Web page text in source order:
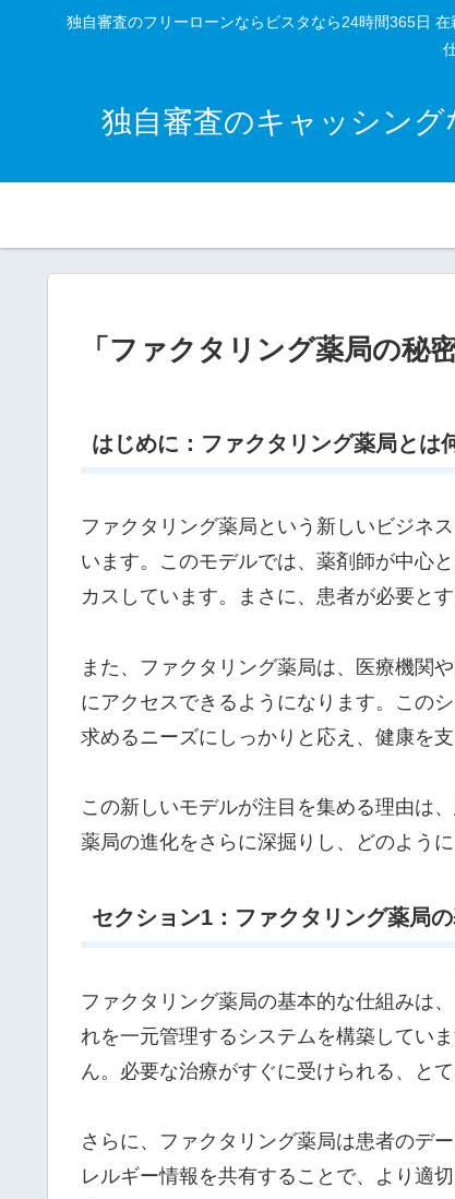
独自審査のフリーローンならビスタなら24時間365日
独自審査のキャッシング
「ファクタリング薬局の秘
はじめに：ファクタリング薬局とは
ファクタリング薬局という新しいビジネ
います。このモデルでは、薬剤師が中心
カスしています。まさに、患者が必要と
また、ファクタリング薬局は、医療機関
にアクセスできるようになります。この
求めるニーズにしっかりと応え、健康を
この新しいモデルが注目を集める理由は
薬局の進化をさらに深掘りし、どのよう
セクション1：ファクタリング薬局
ファクタリング薬局の基本的な仕組みは
れを一元管理するシステムを構築してい
ん。必要な治療がすぐに受けられる、と
さらに、ファクタリング薬局は患者のデ
レルギー情報を共有することで、より適